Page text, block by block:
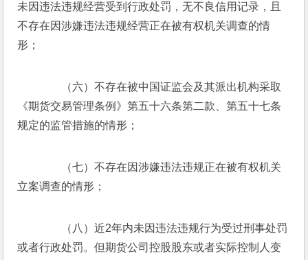
未因违法违规经营受到行政处罚，无不良信用记录，且
不存在因涉嫌违法违规经营正在被有权机关调查的情
形；
（六）不存在被中国证监会及其派出机构采取
《期货交易管理条例》第五十六条第二款、第五十七条
规定的监管措施的情形；
（七）不存在因涉嫌违法违规正在被有权机关
立案调查的情形；
（八）近2年内未因违法违规行为受过刑事处罚
或者行政处罚。但期货公司控股股东或者实际控制人变